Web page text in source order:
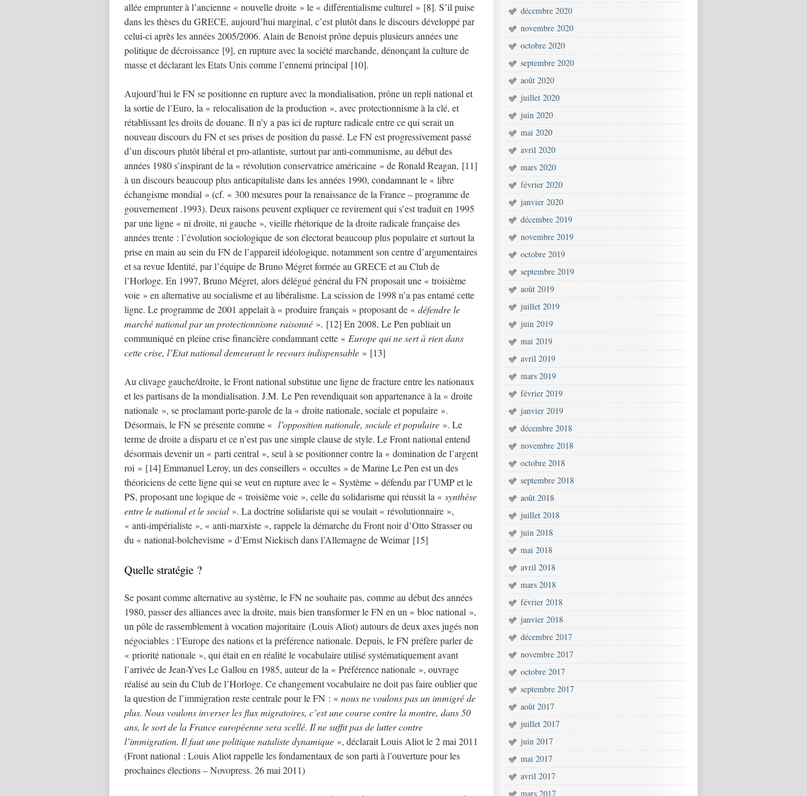
allée emprunter à l’ancienne « nouvelle droite » le « différentialisme culturel » [8]. S’il puise
dans les thèses du GRECE, aujourd’hui marginal, c’est plutôt dans le discours développé par
celui-ci après les années 2005/2006. Alain de Benoist prône depuis plusieurs années une
politique de décroissance [9], en rupture avec la société marchande, dénonçant la culture de
masse et déclarant les Etats Unis comme l’ennemi principal [10].
Aujourd’hui le FN se positionne en rupture avec la mondialisation, prône un repli national et
la sortie de l’Euro, la « relocalisation de la production », avec protectionnisme à la clé, et
rétablissant les droits de douane. Il n’y a pas ici de rupture radicale entre ce qui serait un
nouveau discours du FN et ses prises de position du passé. Le FN est progressivement passé
d’un discours plutôt libéral et pro-atlantiste, surtout par anti-communisme, au début des
années 1980 s’inspirant de la « révolution conservatrice américaine » de Ronald Reagan, [11]
à un discours beaucoup plus anticapitaliste dans les années 1990, condamnant le « libre
échangisme mondial » (cf. « 300 mesures pour la renaissance de la France – programme de
gouvernement .1993). Deux raisons peuvent expliquer ce revirement qui s’est traduit en 1995
par une ligne « ni droite, ni gauche », vieille rhétorique de la droite radicale française des
années trente : l’évolution sociologique de son électorat beaucoup plus populaire et surtout la
prise en main au sein du FN de l’appareil idéologique, notamment son centre d’argumentaires
et sa revue Identité, par l’équipe de Bruno Mégret formée au GRECE et au Club de
l’Horloge. En 1997, Bruno Mégret, alors délégué général du FN proposait une « troisième
voie » en alternative au socialisme et au libéralisme. La scission de 1998 n’a pas entamé cette
ligne. Le programme de 2001 appelait à « produire français » proposant de « défendre le
marché national par un protectionnisme raisonné ». [12] En 2008, Le Pen publiait un
communiqué en pleine crise financière condamnant cette « Europe qui ne sert à rien dans
cette crise, l’Etat national demeurant le recours indispensable » [13]
Au clivage gauche/droite, le Front national substitue une ligne de fracture entre les nationaux
et les partisans de la mondialisation. J.M. Le Pen revendiquait son appartenance à la « droite
nationale », se proclamant porte-parole de la « droite nationale, sociale et populaire ».
Désormais, le FN se présente comme « l’opposition nationale, sociale et populaire ». Le
terme de droite a disparu et ce n’est pas une simple clause de style. Le Front national entend
désormais devenir un « parti central », seul à se positionner contre la « domination de l’argent
roi » [14] Emmanuel Leroy, un des conseillers « occultes » de Marine Le Pen est un des
théoriciens de cette ligne qui se veut en rupture avec le « Système » défendu par l’UMP et le
PS, proposant une logique de « troisième voie », celle du solidarisme qui réussit la « synthèse
entre le national et le social». La doctrine solidariste qui se voulait « révolutionnaire »,
« anti-impérialiste », « anti-marxiste », rappele la démarche du Front noir d’Otto Strasser ou
du « national-bolchevisme » d’Ernst Niekisch dans l’Allemagne de Weimar [15]
Quelle stratégie ?
Se posant comme alternative au système, le FN ne souhaite pas, comme au début des années
1980, passer des alliances avec la droite, mais bien transformer le FN en un « bloc national »,
un pôle de rassemblement à vocation majoritaire (Louis Aliot) autours de deux axes jugés non
négociables : l’Europe des nations et la préférence nationale. Depuis, le FN préfère parler de
« priorité nationale », qui était en en réalité le vocabulaire utilisé systématiquement avant
l’arrivée de Jean-Yves Le Gallou en 1985, auteur de la « Préférence nationale », ouvrage
réalisé au sein du Club de l’Horloge. Ce changement vocabulaire ne doit pas faire oublier que
la question de l’immigration reste centrale pour le FN : « nous ne voulons pas un immigré de
plus. Nous voulons inverser les flux migratoires, c’est une course contre la montre, dans 50
ans, le sort de la France européenne sera scellé. Il ne suffit pas de lutter contre
l’immigration. Il faut une politique nataliste dynamique », déclarait Louis Aliot le 2 mai 2011
(Front national : Louis Aliot rappelle les fondamentaux de son parti à l’ouverture pour les
prochaines élections – Novopress. 26 mai 2011)
décembre 2020
novembre 2020
octobre 2020
septembre 2020
août 2020
juillet 2020
juin 2020
mai 2020
avril 2020
mars 2020
février 2020
janvier 2020
décembre 2019
novembre 2019
octobre 2019
septembre 2019
août 2019
juillet 2019
juin 2019
mai 2019
avril 2019
mars 2019
février 2019
janvier 2019
décembre 2018
novembre 2018
octobre 2018
septembre 2018
août 2018
juillet 2018
juin 2018
mai 2018
avril 2018
mars 2018
février 2018
janvier 2018
décembre 2017
novembre 2017
octobre 2017
septembre 2017
août 2017
juillet 2017
juin 2017
mai 2017
avril 2017
mars 2017